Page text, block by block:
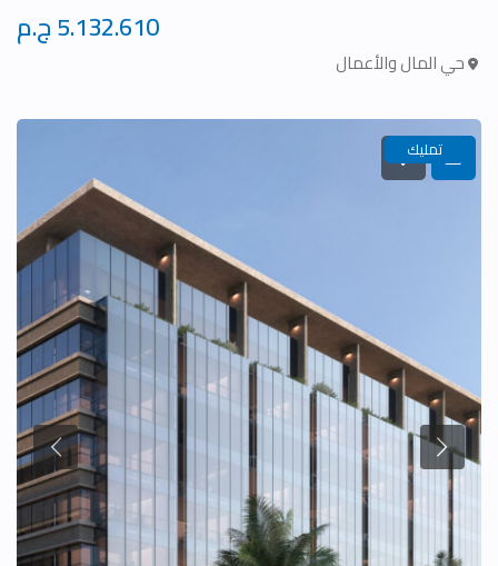
5.132.610 ج.م
حي المال والأعمال
تمليك